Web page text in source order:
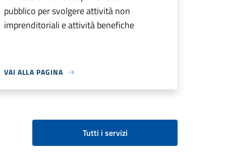
pubblico per svolgere attività non
imprenditoriali e attività benefiche
VAI ALLA PAGINA
Tutti i servizi